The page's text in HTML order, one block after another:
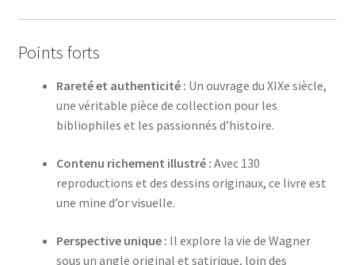
Points forts
Rareté et authenticité : Un ouvrage du XIXe siècle,
une véritable pièce de collection pour les
bibliophiles et les passionnés d’histoire.
Contenu richement illustré : Avec 130
reproductions et des dessins originaux, ce livre est
une mine d’or visuelle.
Perspective unique : Il explore la vie de Wagner
sous un angle original et satirique, loin des